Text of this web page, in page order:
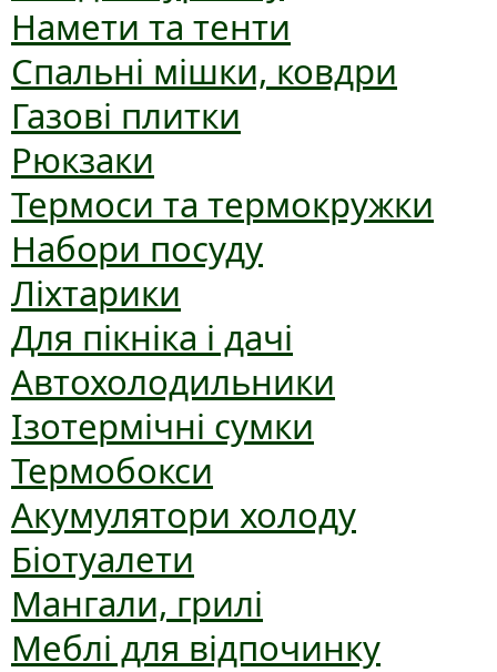
Намети та тенти
Спальні мішки, ковдри
Газові плитки
Рюкзаки
Термоси та термокружки
Набори посуду
Ліхтарики
Для пікніка і дачі
Автохолодильники
Ізотермічні сумки
Термобокси
Акумулятори холоду
Біотуалети
Мангали, грилі
Меблі для відпочинку